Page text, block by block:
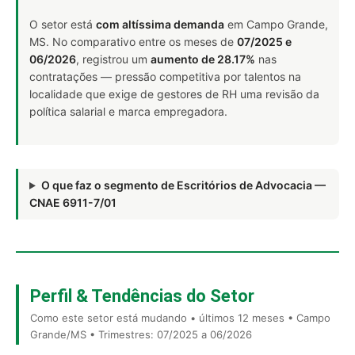
O setor está com altíssima demanda em Campo Grande,
MS. No comparativo entre os meses de 07/2025 e
06/2026, registrou um aumento de 28.17% nas
contratações — pressão competitiva por talentos na
localidade que exige de gestores de RH uma revisão da
política salarial e marca empregadora.
O que faz o segmento de Escritórios de Advocacia —
CNAE 6911-7/01
Perfil & Tendências do Setor
Como este setor está mudando • últimos 12 meses • Campo
Grande/MS • Trimestres: 07/2025 a 06/2026